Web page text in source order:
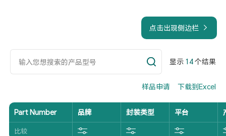
点击出现侧边栏
显示 14个结果
样品申请 下载到Excel
Part Number 品牌 封装类型 平台
比较